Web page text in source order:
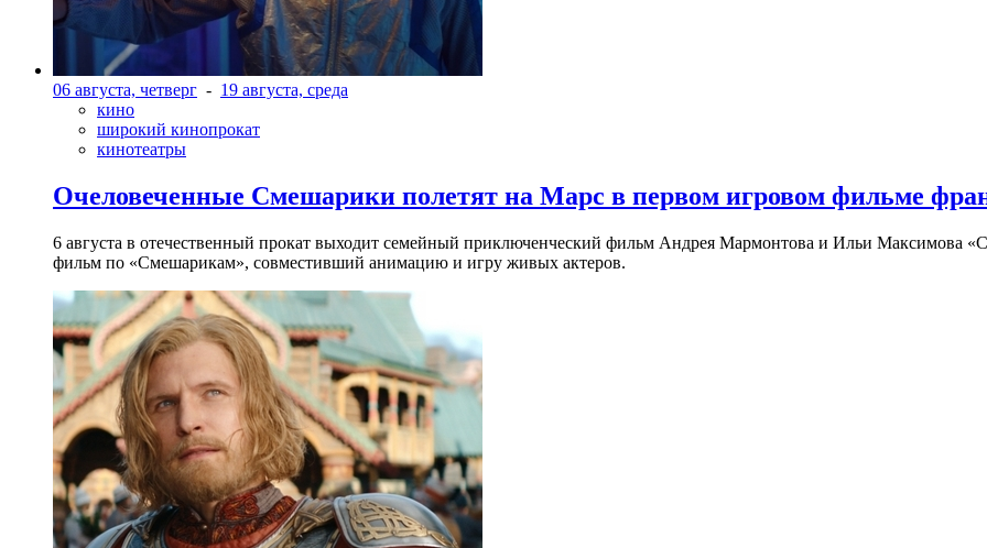
06 августа, четверг - 19 августа, среда
кино
широкий кинопрокат
кинотеатры
Очеловеченные Смешарики полетят на Марс в первом игровом фильме
6 августа в отечественный прокат выходит семейный приключенческий фильм Андрея Мармонтова и Ильи Максимова
фильм по «Смешарикам», совместивший анимацию и игру живых актеров.